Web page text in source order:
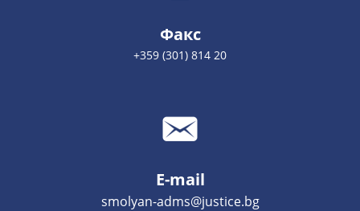
Факс
+359 (301) 814 20
E-mail
smolyan-adms@justice.bg